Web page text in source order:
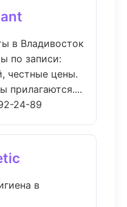
в Владивосток
по записи:
честные цены.
прилагаются....
24-89
в